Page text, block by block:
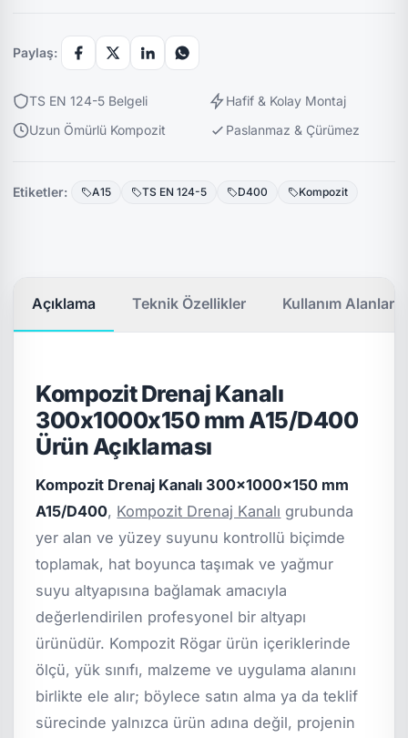
Paylaş:
TS EN 124-5 Belgeli
Hafif & Kolay Montaj
Uzun Ömürlü Kompozit
Paslanmaz & Çürümez
Etiketler: A15 TS EN 124-5 D400 Kompozit
Açıklama Teknik Özellikler Kullanım Alanları
Kompozit Drenaj Kanalı
300x1000x150 mm A15/D400
Ürün Açıklaması
Kompozit Drenaj Kanalı 300x1000x150 mm
A15/D400, Kompozit Drenaj Kanalı grubunda
yer alan ve yüzey suyunu kontrollü biçimde
toplamak, hat boyunca taşımak ve yağmur
suyu altyapısına bağlamak amacıyla
değerlendirilen profesyonel bir altyapı
ürünüdür. Kompozit Rögar ürün içeriklerinde
ölçü, yük sınıfı, malzeme ve uygulama alanını
birlikte ele alır; böylece satın alma ya da teklif
sürecinde yalnızca ürün adına değil, projenin